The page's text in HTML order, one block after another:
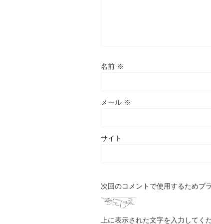
名前 ※
メール ※
サイト
次回のコメントで使用するためブ
上に表示された文字を入力してく